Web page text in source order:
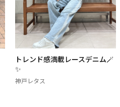
トレンド感満載レースデニム🪄
✨
神戸レタス